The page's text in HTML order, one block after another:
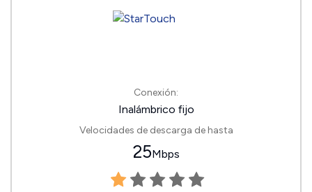
Conexión:
Inalámbrico fijo
Velocidades de descarga de hasta
25Mbps